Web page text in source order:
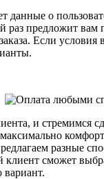
данные о
раз предложит вам
Если условия
и стремимся
разные
клиент сможет